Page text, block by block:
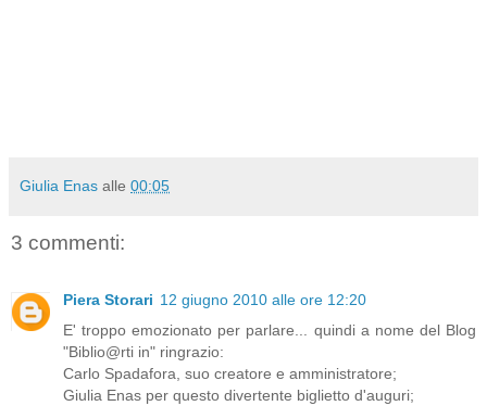
Giulia Enas alle 00:05
3 commenti:
Piera Storari 12 giugno 2010 alle ore 12:20
E' troppo emozionato per parlare... quindi a nome del Blog
"Biblio@rti in" ringrazio:
Carlo Spadafora, suo creatore e amministratore;
Giulia Enas per questo divertente biglietto d'auguri;